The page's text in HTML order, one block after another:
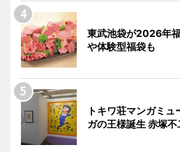
東武池袋が2026年
や体験型福袋も
トキワ荘マンガミ
ガの王様誕生 赤塚不